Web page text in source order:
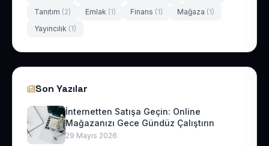
Tanıtım (2) Emlak (1) Finans (1) Mağaza (1)
Yayıncılık (1)
Son Yazılar
İnternetten Satışa Geçin: Online
Mağazanızı Gece Gündüz Çalıştırın
29 Mayıs 2026